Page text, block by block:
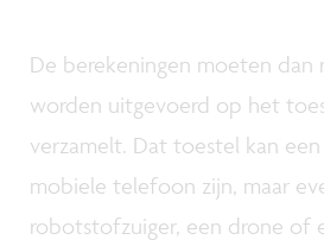
De berekeningen moeten dan
worden uitgevoerd op het
verzamelt. Dat toestel kan
mobiele telefoon zijn, maar
robotstofzuiger, een drone of